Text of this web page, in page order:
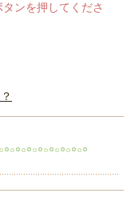
ンを押してくださ